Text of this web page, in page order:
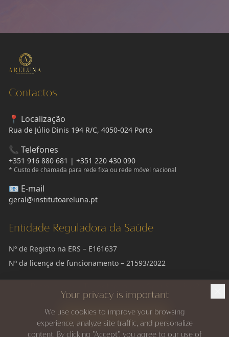
Contactos
📍 Localização
Rua de Júlio Dinis 194 R/C, 4050-024 Porto
📞 Telefones
+351 916 880 681 | +351 220 430 090
* Custo de chamada para rede fixa ou rede móvel nacional
📧 E-mail
geral@institutoareluna.pt
Entidade Reguladora da Saúde
Nº de Registo na ERS – E161637
Nº da licença de funcionamento – 21593/2022
Marque a Sua Avaliação
Your privacy is important
We use cookies to improve your browsing
experience, analyze site traffic, and personalize
content. By clicking "Accept", you agree to our use of